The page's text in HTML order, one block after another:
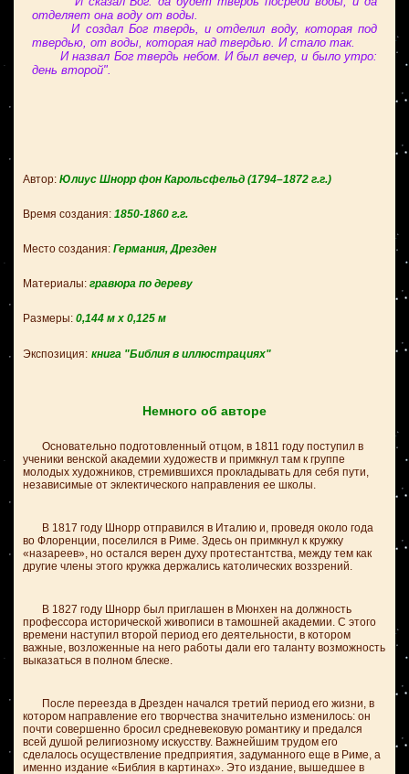
отделяет она воду от воды.
И создал Бог твердь, и отделил воду, которая под
твердью, от воды, которая над твердью. И стало так.
И назвал Бог твердь небом. И был вечер, и было утро:
день второй".
Автор: Юлиус Шнорр фон Карольсфельд (1794–1872 г.г.)
Время создания: 1850-1860 г.г.
Место создания: Германия, Дрезден
Материалы: гравюра по дереву
Размеры: 0,144 м х 0,125 м
Экспозиция: книга "Библия в иллюстрациях"
Немного об авторе
Основательно подготовленный отцом, в 1811 году поступил в
ученики венской академии художеств и примкнул там к группе
молодых художников, стремившихся прокладывать для себя пути,
независимые от эклектического направления ее школы.
В 1817 году Шнорр отправился в Италию и, проведя около года
во Флоренции, поселился в Риме. Здесь он примкнул к кружку
«назареев», но остался верен духу протестантства, между тем как
другие члены этого кружка держались католических воззрений.
В 1827 году Шнорр был приглашен в Мюнхен на должность
профессора исторической живописи в тамошней академии. С этого
времени наступил второй период его деятельности, в котором
важные, возложенные на него работы дали его таланту возможность
выказаться в полном блеске.
После переезда в Дрезден начался третий период его жизни, в
котором направление его творчества значительно изменилось: он
почти совершенно бросил средневековую романтику и предался
всей душой религиозному искусству. Важнейшим трудом его
сделалось осуществление предприятия, задуманного еще в Риме, а
именно издание «Библия в картинах». Это издание, вышедшее в